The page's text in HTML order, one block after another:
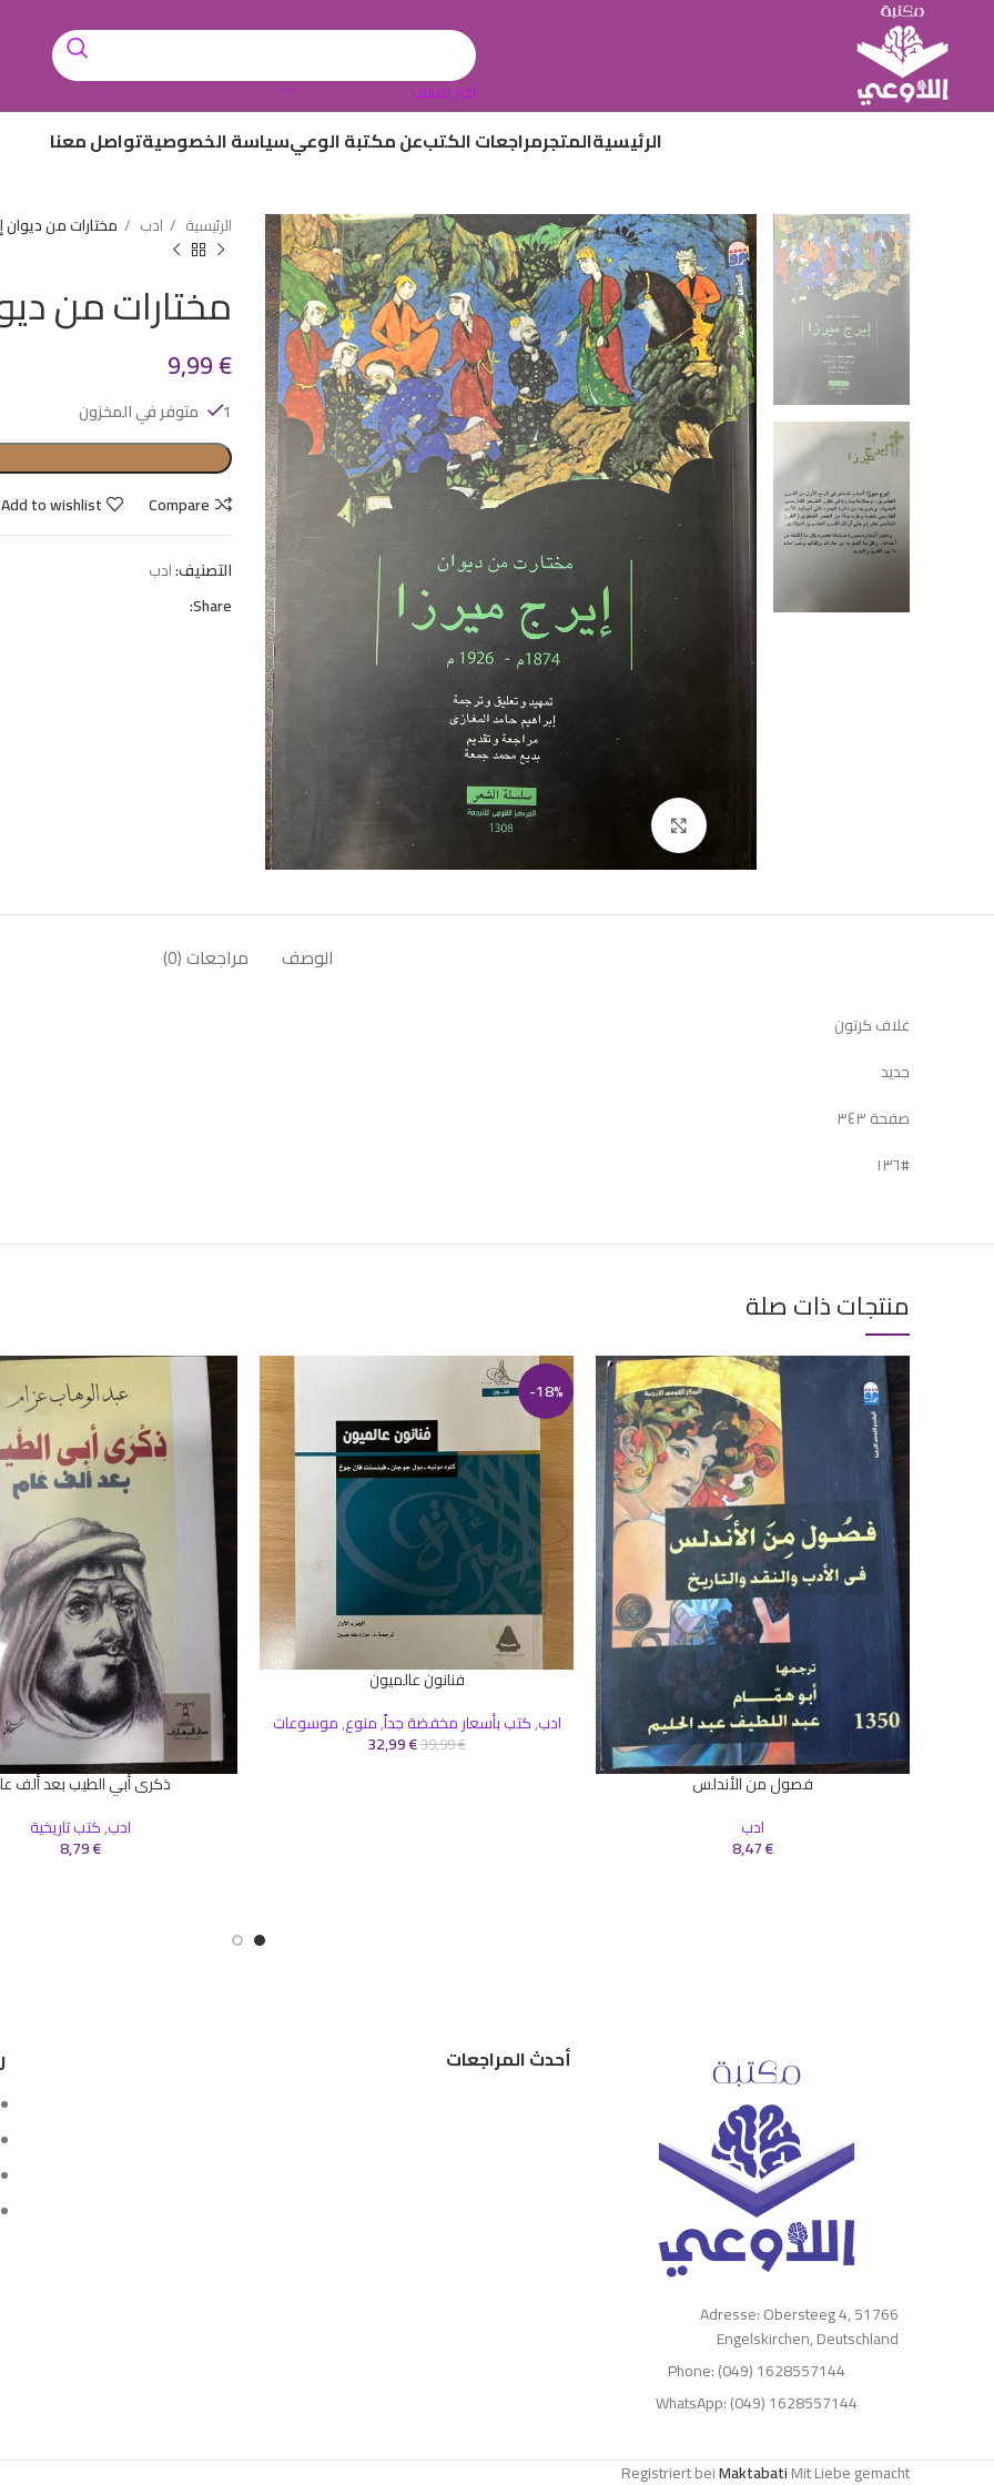
أختر تصنيف
الرئيسيةالمتجرمراجعات الكتبعن مكتبة الوعيسياسة الخصوصيةتواصل معنا
Click to enlarge
الرئيسية ادب مختارات من ديوان
مختارات من
9,99€
1 متوفر في المخزون
Compare
Add to wishlist
التصنيف:ادب
Share:
الوصف مراجعات (0)
غلاف كرتون
جديد
صفحة ٣٤٣
#١٣٦
منتجات ذات صلة
إضافة إلى السلةفصول من الأندلس
ادب
8,47€
-18%
فنانون عالميون
ادب,كتب بأسعار مخفضة جداً,منوع,موسوعات
39,99€
32,99€
إضافة إلى السلةذكرى أبي الطيب بعد ألف
ادب,كتب تاريخية
8,79€
Adresse: Obersteeg 4, 51766
Engelskirchen, Deutschland
Phone: (049) 1628557144
WhatsApp: (049) 1628557144
أحدث المراجعات
Registriert beiMaktabatiMit Liebe gemacht